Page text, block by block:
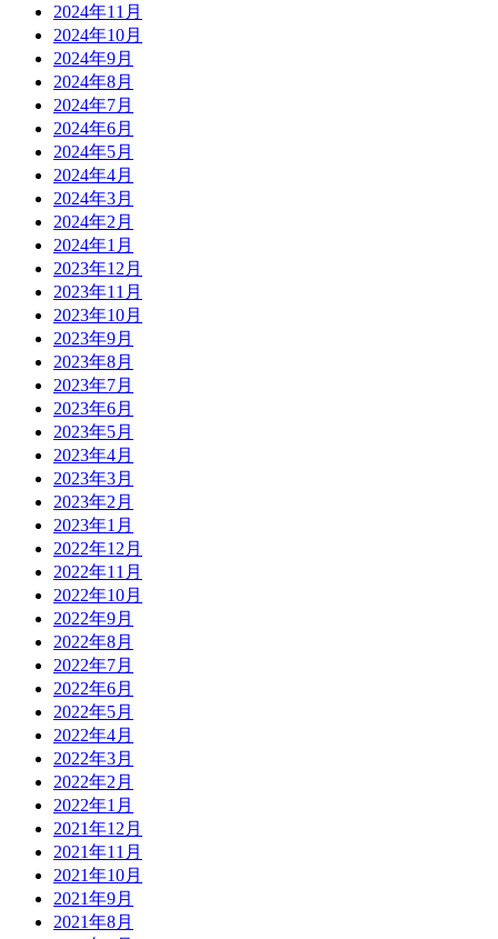
2024年11月
2024年10月
2024年9月
2024年8月
2024年7月
2024年6月
2024年5月
2024年4月
2024年3月
2024年2月
2024年1月
2023年12月
2023年11月
2023年10月
2023年9月
2023年8月
2023年7月
2023年6月
2023年5月
2023年4月
2023年3月
2023年2月
2023年1月
2022年12月
2022年11月
2022年10月
2022年9月
2022年8月
2022年7月
2022年6月
2022年5月
2022年4月
2022年3月
2022年2月
2022年1月
2021年12月
2021年11月
2021年10月
2021年9月
2021年8月